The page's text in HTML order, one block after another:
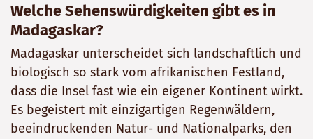
Welche Sehenswürdigkeiten gibt es in
Madagaskar?
Madagaskar unterscheidet sich landschaftlich und
biologisch so stark vom afrikanischen Festland,
dass die Insel fast wie ein eigener Kontinent wirkt.
Es begeistert mit einzigartigen Regenwäldern,
beeindruckenden Natur- und Nationalparks, den